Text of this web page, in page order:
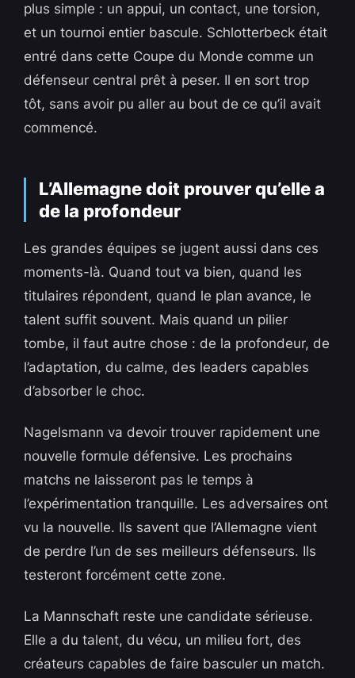
plus simple : un appui, un contact, une torsion,
et un tournoi entier bascule. Schlotterbeck était
entré dans cette Coupe du Monde comme un
défenseur central prêt à peser. Il en sort trop
tôt, sans avoir pu aller au bout de ce qu’il avait
commencé.
L’Allemagne doit prouver qu’elle a
de la profondeur
Les grandes équipes se jugent aussi dans ces
moments-là. Quand tout va bien, quand les
titulaires répondent, quand le plan avance, le
talent suffit souvent. Mais quand un pilier
tombe, il faut autre chose : de la profondeur, de
l’adaptation, du calme, des leaders capables
d’absorber le choc.
Nagelsmann va devoir trouver rapidement une
nouvelle formule défensive. Les prochains
matchs ne laisseront pas le temps à
l’expérimentation tranquille. Les adversaires ont
vu la nouvelle. Ils savent que l’Allemagne vient
de perdre l’un de ses meilleurs défenseurs. Ils
testeront forcément cette zone.
La Mannschaft reste une candidate sérieuse.
Elle a du talent, du vécu, un milieu fort, des
créateurs capables de faire basculer un match.